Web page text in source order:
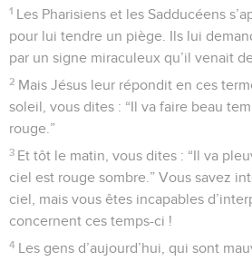
1 Les Pharisiens et les Sadducéens
pour lui tendre un piège. Ils lui
par un signe miraculeux qu’il venait
2 Mais Jésus leur répondit en ces
soleil, vous dites : “Il va faire beau
rouge.”
3 Et tôt le matin, vous dites : “Il va
ciel est rouge sombre.” Vous savez
ciel, mais vous êtes incapables
concernent ces temps-ci !
4 Les gens d’aujourd’hui, qui sont